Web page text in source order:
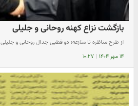
بازگشت نزاع کهنه روحانی و جلیلی
از طرح مناظره تا منازعه؛ دو قطبی جدال روحانی و جلیلی
۱۴ مهر ۱۴۰۴ | ۱۰:۲۷